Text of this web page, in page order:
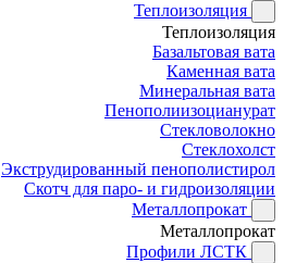
Теплоизоляция
Теплоизоляция
Базальтовая вата
Каменная вата
Минеральная вата
Пенополиизоцианурат
Стекловолокно
Стеклохолст
Экструдированный пенополистирол
Скотч для паро- и гидроизоляции
Металлопрокат
Металлопрокат
Профили ЛСТК